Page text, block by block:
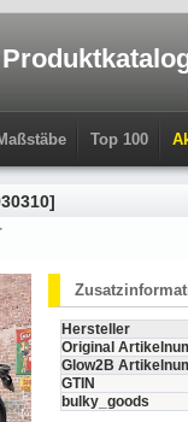
Top 100
Hersteller
Original
Glow2B
GTIN
bulky_goods